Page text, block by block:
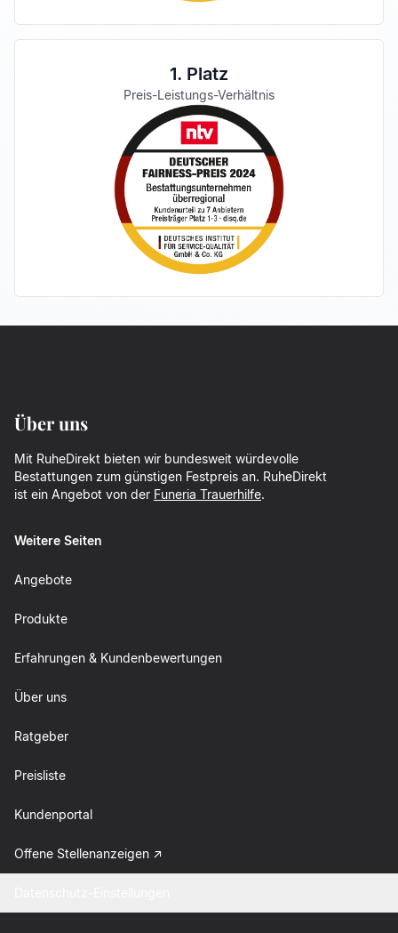
1. Platz
Preis-Leistungs-Verhältnis
Über uns
Mit RuheDirekt bieten wir bundesweit würdevolle
Bestattungen zum günstigen Festpreis an. RuheDirekt
ist ein Angebot von der Funeria Trauerhilfe.
Weitere Seiten
Angebote
Produkte
Erfahrungen & Kundenbewertungen
Über uns
Ratgeber
Preisliste
Kundenportal
Offene Stellenanzeigen